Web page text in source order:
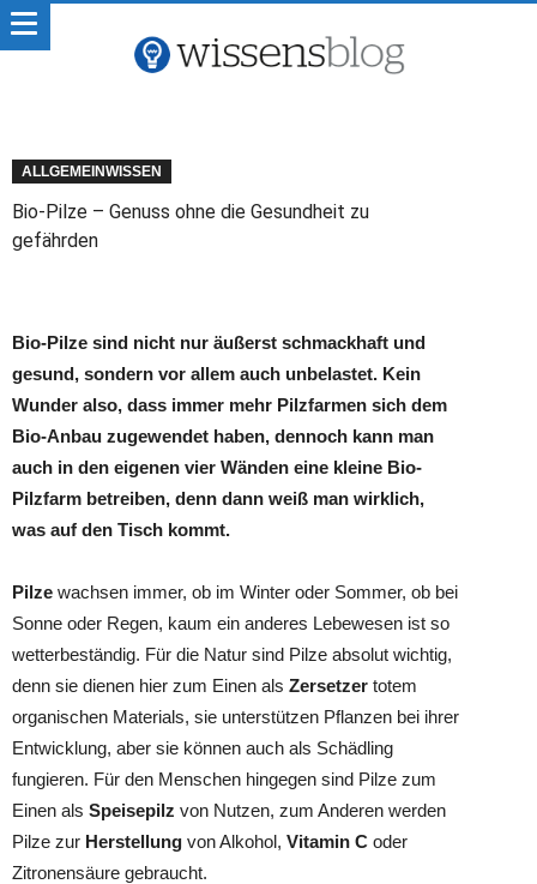
ALLGEMEINWISSEN
Bio-Pilze – Genuss ohne die Gesundheit zu
gefährden
Bio-Pilze sind nicht nur äußerst schmackhaft und
gesund, sondern vor allem auch unbelastet. Kein
Wunder also, dass immer mehr Pilzfarmen sich dem
Bio-Anbau zugewendet haben, dennoch kann man
auch in den eigenen vier Wänden eine kleine Bio-
Pilzfarm betreiben, denn dann weiß man wirklich,
was auf den Tisch kommt.
Pilze wachsen immer, ob im Winter oder Sommer, ob bei
Sonne oder Regen, kaum ein anderes Lebewesen ist so
wetterbeständig. Für die Natur sind Pilze absolut wichtig,
denn sie dienen hier zum Einen als Zersetzer totem
organischen Materials, sie unterstützen Pflanzen bei ihrer
Entwicklung, aber sie können auch als Schädling
fungieren. Für den Menschen hingegen sind Pilze zum
Einen als Speisepilz von Nutzen, zum Anderen werden
Pilze zur Herstellung von Alkohol, Vitamin C oder
Zitronensäure gebraucht.